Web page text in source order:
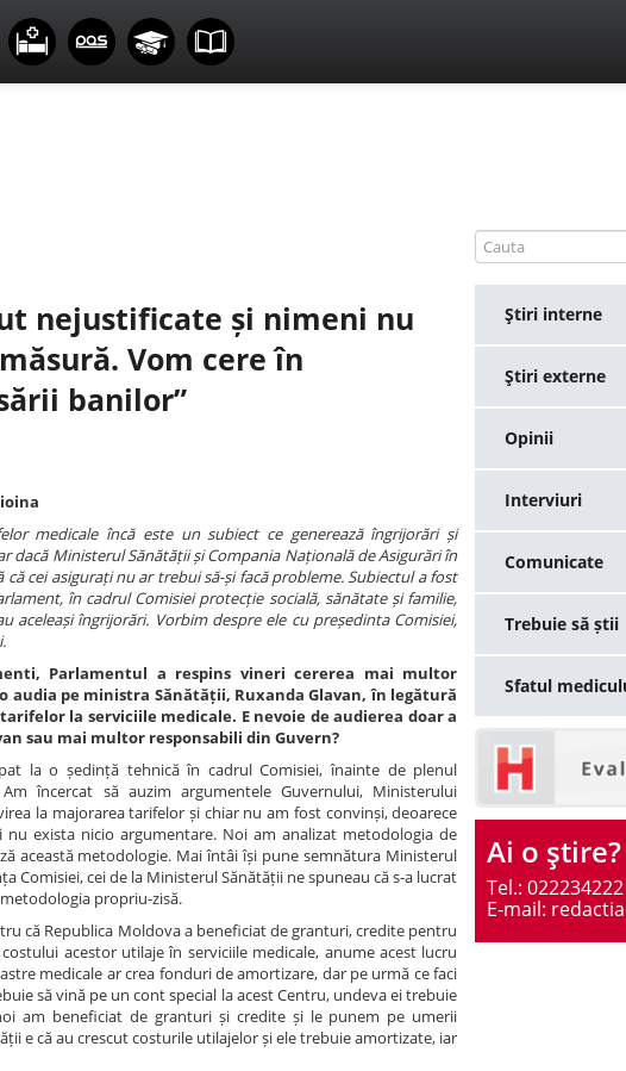
nejustificate și nimeni nu
Vom cere în
banilor”
medicale încă este un subiect ce generează îngrijorări și
dacă Ministerul Sănătății și Compania Națională de Asigurări în
că cei asigurați nu ar trebui să-și facă probleme. Subiectul a fost
în cadrul Comisiei protecție socială, sănătate și familie,
aceleași îngrijorări. Vorbim despre ele cu președinta Comisiei,
Parlamentul a respins vineri cererea mai multor
audia pe ministra Sănătății, Ruxanda Glavan, în legătură
la serviciile medicale. E nevoie de audierea doar a
sau mai multor responsabili din Guvern?
la o ședință tehnică în cadrul Comisiei, înainte de plenul
Am încercat să auzim argumentele Guvernului, Ministerului
la majorarea tarifelor și chiar nu am fost convinși, deoarece
nu exista nicio argumentare. Noi am analizat metodologia de
această metodologie. Mai întâi își pune semnătura Ministerul
Comisiei, cei de la Ministerul Sănătății ne spuneau că s-a lucrat
propriu-zisă.
că Republica Moldova a beneficiat de granturi, credite pentru
acestor utilaje în serviciile medicale, anume acest lucru
medicale ar crea fonduri de amortizare, dar pe urmă ce faci
să vină pe un cont special la acest Centru, undeva ei trebuie
am beneficiat de granturi și credite și le punem pe umerii
e că au crescut costurile utilajelor și ele trebuie amortizate, iar
Ştiri interne
Ştiri externe
Opinii
Interviuri
Comunicate
Trebuie să știi
Sfatul
Ai o ştire?
Tel.: 022234222
E-mail: